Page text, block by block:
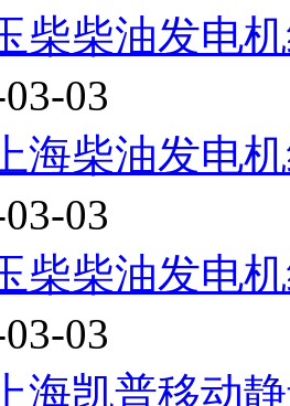
03
03
03